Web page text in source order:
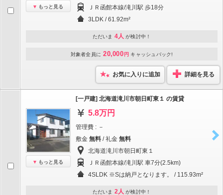
もっと見る
ＪＲ函館本線/滝川駅 歩18分
3LDK / 61.92m²
ただいま 4人 が検討中！
対象者全員に 20,000 円 キャッシュバック!
お気に入りに追加 詳細を見る
もっと見る
[一戸建] 北海道滝川市朝日町東１ の賃貸
5.8万円
管理費 : －
敷金 無料 / 礼金 無料
北海道滝川市朝日町東１
ＪＲ函館本線/滝川駅 車7分(2.5km)
4SLDK ※Sは納戸となります。 / 115.93m²
ただいま 2人 が検討中！